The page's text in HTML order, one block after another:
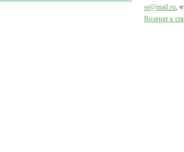
se@mail.ru,
Возврат к